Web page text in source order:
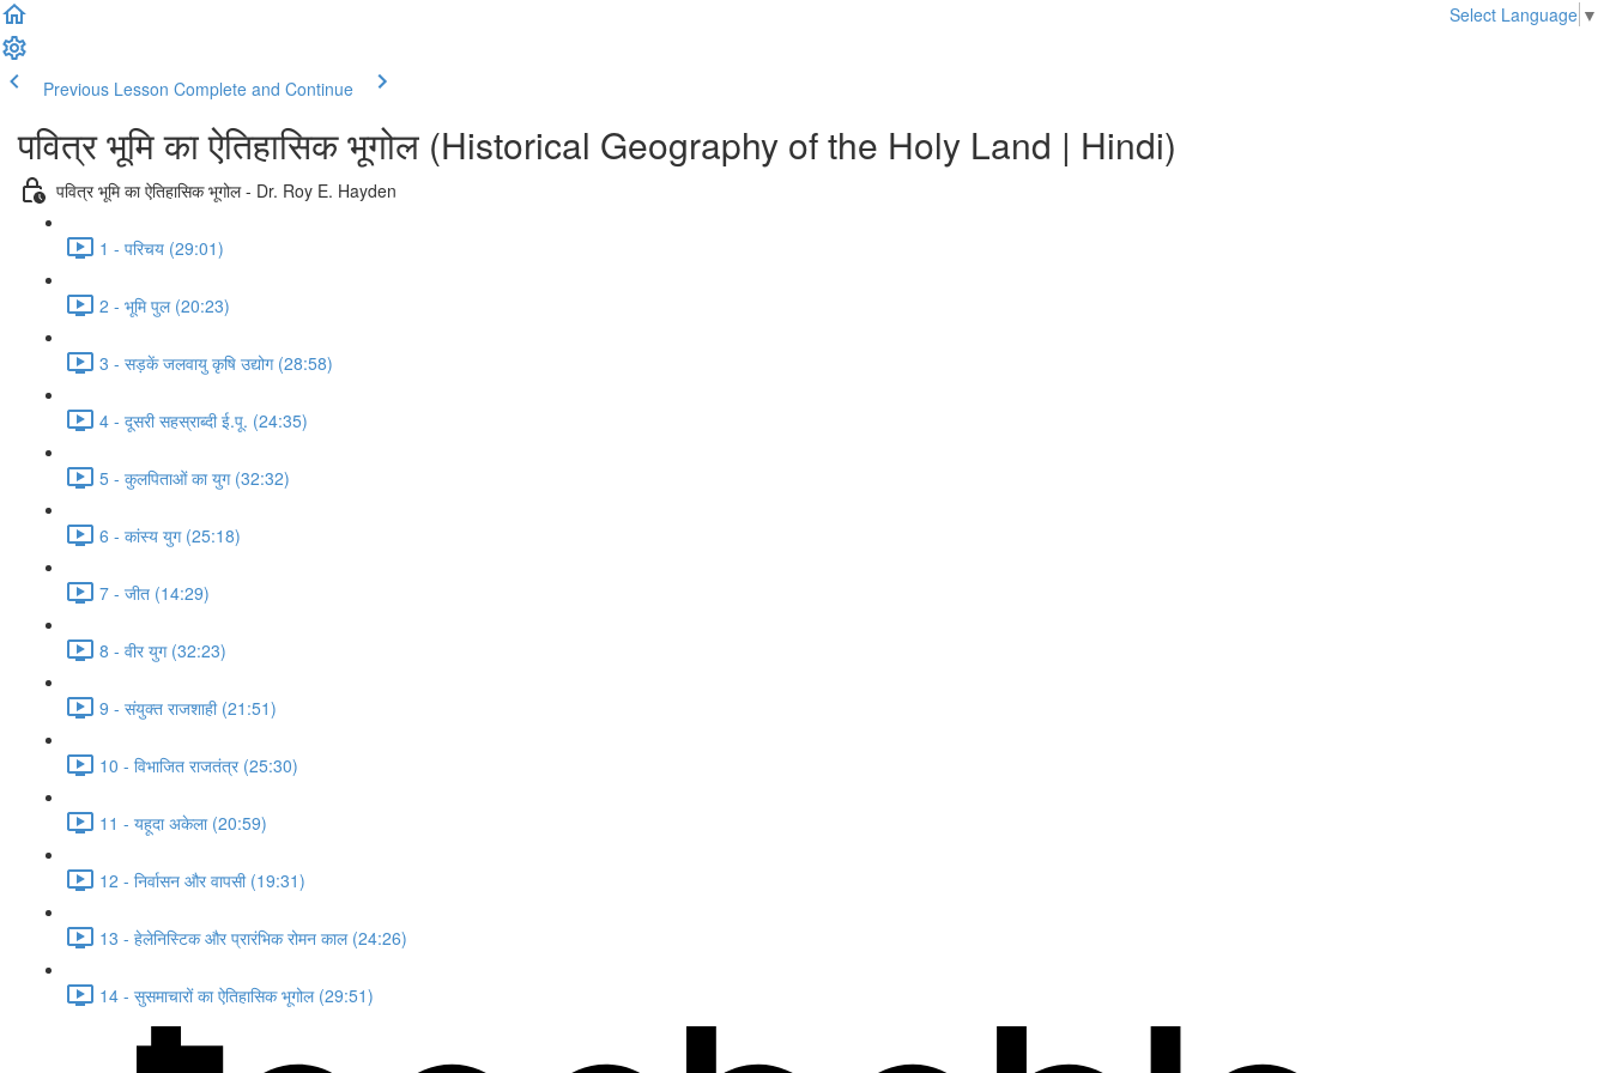
Select Language ▼
Previous Lesson Complete and Continue
पवित्र भूमि का ऐतिहासिक भूगोल (Historical Geography of the Holy Land | Hindi)
पवित्र भूमि का ऐतिहासिक भूगोल - Dr. Roy E. Hayden
1 - परिचय (29:01)
2 - भूमि पुल (20:23)
3 - सड़कें जलवायु कृषि उद्योग (28:58)
4 - दूसरी सहस्राब्दी ई.पू. (24:35)
5 - कुलपिताओं का युग (32:32)
6 - कांस्य युग (25:18)
7 - जीत (14:29)
8 - वीर युग (32:23)
9 - संयुक्त राजशाही (21:51)
10 - विभाजित राजतंत्र (25:30)
11 - यहूदा अकेला (20:59)
12 - निर्वासन और वापसी (19:31)
13 - हेलेनिस्टिक और प्रारंभिक रोमन काल (24:26)
14 - सुसमाचारों का ऐतिहासिक भूगोल (29:51)